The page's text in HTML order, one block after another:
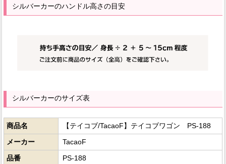
シルバーカーのハンドル高さの目安
シルバーカーのサイズ表
商品名
【テイコブ/TacaoF】テイコブワゴン PS-188
メーカー
TacaoF
品番
PS-188